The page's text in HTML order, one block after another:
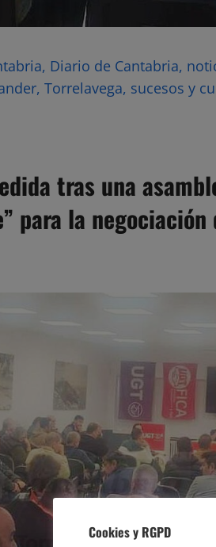
Diario de Cantabria,
Torrelavega, sucesos y
tras una
para la
Cookies y RGPD